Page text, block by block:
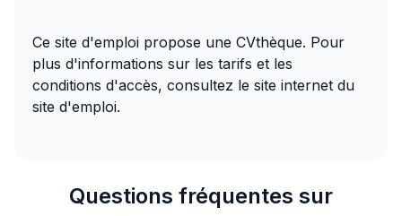
Ce site d'emploi propose une CVthèque. Pour
plus d'informations sur les tarifs et les
conditions d'accès, consultez le site internet du
site d'emploi.
Questions fréquentes sur